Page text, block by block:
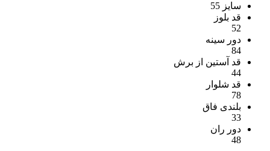
سایز 55
قد بلوز
52
دور سینه
84
قد آستین از برش
44
قد شلوار
78
بلندی فاق
33
دور ران
48